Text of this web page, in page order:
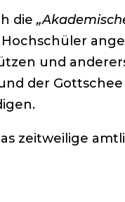
die
und
der
zeitweilige